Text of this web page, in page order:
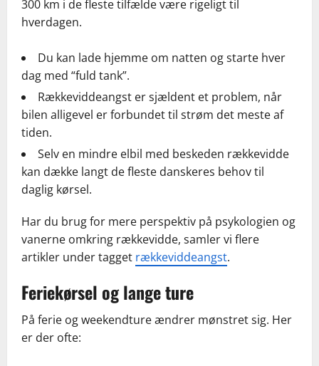
300 km i de fleste tilfælde være rigeligt til
hverdagen.
Du kan lade hjemme om natten og starte hver
dag med “fuld tank”.
Rækkeviddeangst er sjældent et problem, når
bilen alligevel er forbundet til strøm det meste af
tiden.
Selv en mindre elbil med beskeden rækkevidde
kan dække langt de fleste danskeres behov til
daglig kørsel.
Har du brug for mere perspektiv på psykologien og
vanerne omkring rækkevidde, samler vi flere
artikler under tagget rækkeviddeangst.
Feriekørsel og lange ture
På ferie og weekendture ændrer mønstret sig. Her
er der ofte: